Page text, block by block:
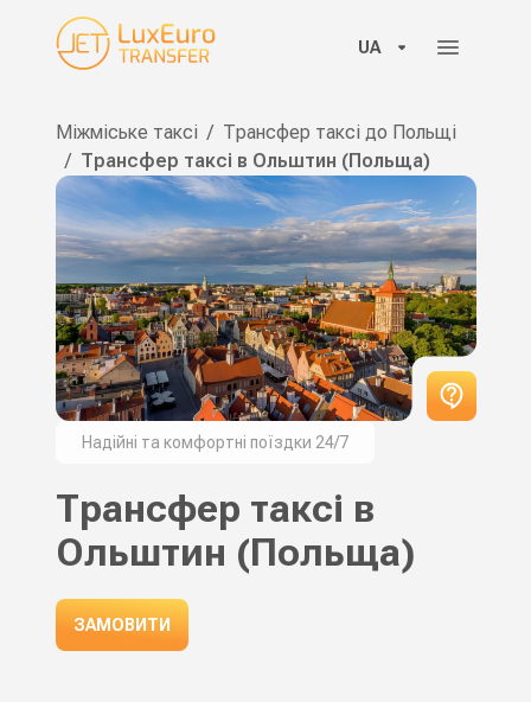
UA
Міжміське таксі / Трансфер таксі до Польщі
/ Трансфер таксі в Ольштин (Польща)
Надійні та комфортні поїздки 24/7
Трансфер таксі в
Ольштин (Польща)
ЗАМОВИТИ